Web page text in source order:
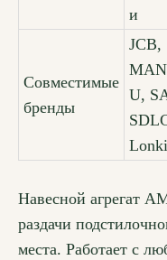
и
Совместимые
бренды
JCB,
U,
Навесной агрегат
раздачи
места. Работает с